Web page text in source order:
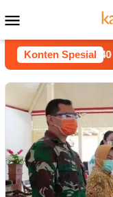
ke
kontenMobile
Konten Spesial
Untung Rp40 Juta